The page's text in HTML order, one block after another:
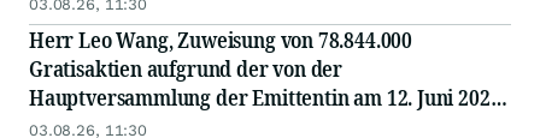
Handelsregister...
03.08.26, 11:30
Herr Leo Wang, Zuweisung von 78.844.000
Gratisaktien aufgrund der von der
Hauptversammlung der Emittentin am 12. Juni 2026
beschlossenen und am 28. Juli 2026 im
03.08.26, 11:30